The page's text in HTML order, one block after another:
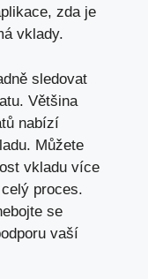
zda je
vklady.
sledovat
Většina
nabízí
Můžete
vkladu více
proces.
se
vaší